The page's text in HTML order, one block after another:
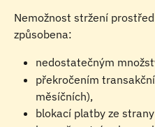
Nemožnost stržení
způsobena:
nedostatečným
překročením
měsíčních),
blokací platby ze